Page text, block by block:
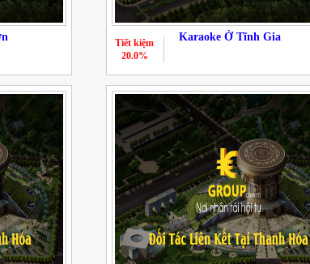
Karaoke Ở Tĩnh Gia
Tiết kiệm
20.0%